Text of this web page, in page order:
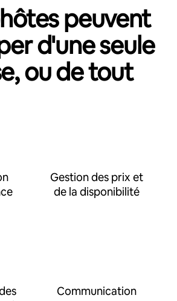
peuvent
d'une seule
ou de tout
Gestion des prix et
de la disponibilité
Communication